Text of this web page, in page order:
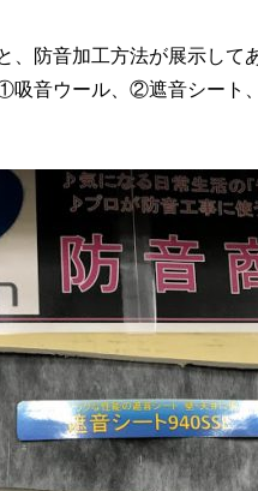
、防音加工方法が展示して
吸音ウール、②遮音シート